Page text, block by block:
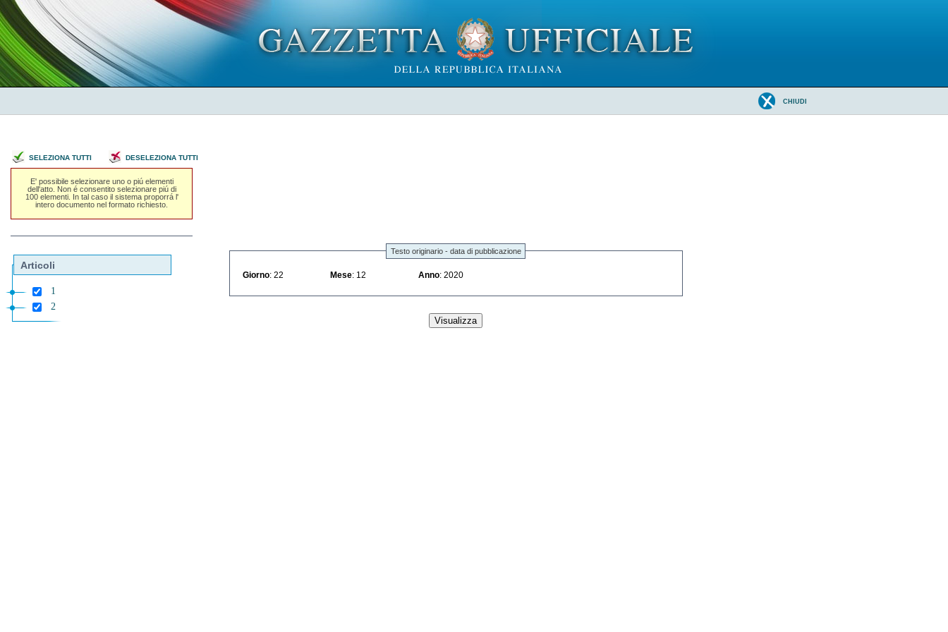
CHIUDI
SELEZIONA TUTTI DESELEZIONA TUTTI
E' possibile selezionare uno o piú elementi
dell'atto. Non é consentito selezionare piú di
100 elementi. In tal caso il sistema proporrá l'
intero documento nel formato richiesto.
Articoli
1
2
Testo originario - data di pubblicazione
Giorno : 22 Mese : 12 Anno : 2020